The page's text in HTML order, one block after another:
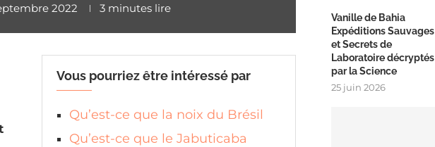
2022 3 minutes lire
Vous pourriez être intéressé par
Qu’est-ce que la noix du Brésil
Qu’est-ce que le Jabuticaba
Vanille de Bahia
Expéditions Sauvages
et Secrets de
Laboratoire décryptés
par la Science
25 juin 2026